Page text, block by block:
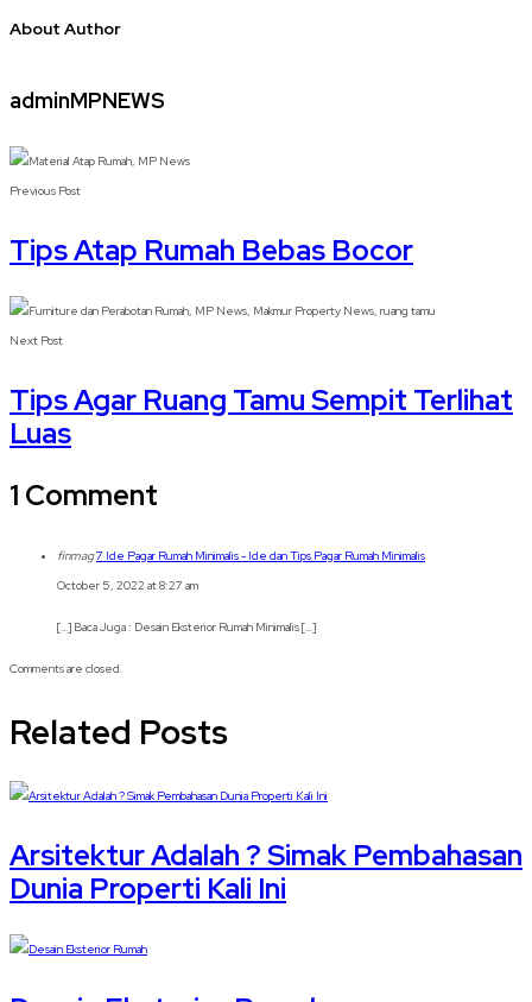
About Author
adminMPNEWS
Previous Post
Tips Atap Rumah Bebas Bocor
Next Post
Tips Agar Ruang Tamu Sempit Terlihat
Luas
1 Comment
finmag7 Ide Pagar Rumah Minimalis - Ide dan Tips Pagar Rumah Minimalis
October 5, 2022 at 8:27 am
[…] Baca Juga : Desain Eksterior Rumah Minimalis […]
Comments are closed.
Related Posts
Arsitektur Adalah ? Simak Pembahasan
Dunia Properti Kali Ini